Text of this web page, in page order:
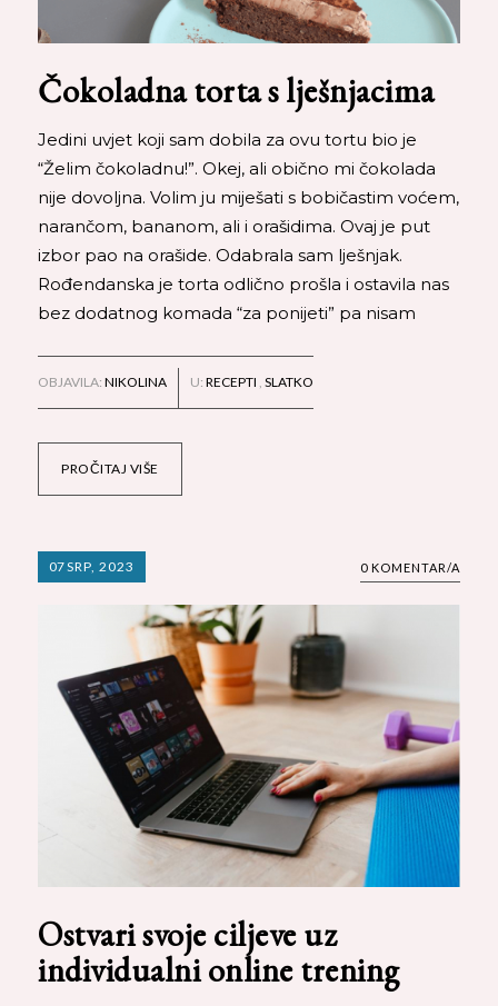
Čokoladna torta s lješnjacima
Jedini uvjet koji sam dobila za ovu tortu bio je
“Želim čokoladnu!”. Okej, ali obično mi čokolada
nije dovoljna. Volim ju miješati s bobičastim voćem,
narančom, bananom, ali i orašidima. Ovaj je put
izbor pao na orašide. Odabrala sam lješnjak.
Rođendanska je torta odlično prošla i ostavila nas
bez dodatnog komada “za ponijeti” pa nisam
PROČITAJ VIŠE
OBJAVILA: NIKOLINA U: RECEPTI , SLATKO
07SRP, 2023 0 KOMENTAR/A
Ostvari svoje ciljeve uz
individualni online trening